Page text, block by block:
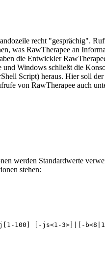
recht "gesprächig".
was RawTherapee an
die Entwickler
und Windows schließt die
Script) heraus. Hier soll
von RawTherapee auch
werden Standardwerte
stehen:
100] [-js<1-3>]|[-